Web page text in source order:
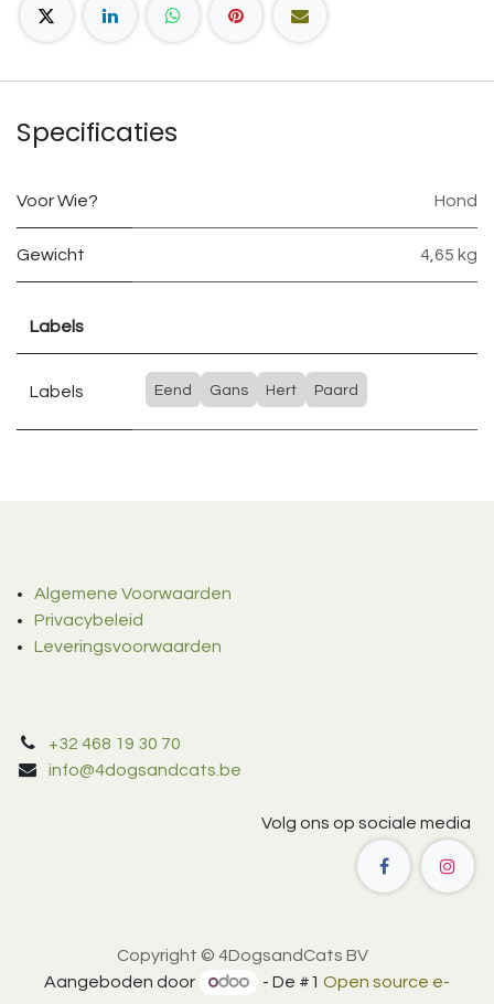
Specificaties
Voor Wie? Hond
Gewicht 4,65 kg
Labels
Labels Eend Gans Hert Paard
Algemene Voorwaarden
Privacybeleid
Leveringsvoorwaarden
+32 468 19 30 70
info@4dogsandcats.be
Volg ons op sociale media
Copyright © 4DogsandCats BV
Aangeboden door
- De #1 Open source e-